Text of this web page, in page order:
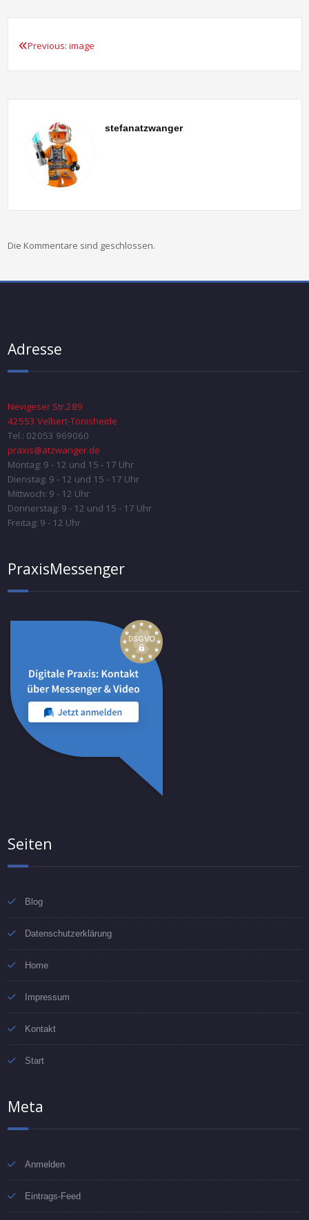
Beitragsnavigation
Previous: image
stefanatzwanger
Die Kommentare sind geschlossen.
Adresse
Nevigeser Str.289
42553 Velbert-Tönisheide
Tel.: 02053 969060
praxis@atzwanger.de
Montag: 9 - 12 und 15 - 17 Uhr
Dienstag: 9 - 12 und 15 - 17 Uhr
Mittwoch: 9 - 12 Uhr
Donnerstag: 9 - 12 und 15 - 17 Uhr
Freitag: 9 - 12 Uhr
PraxisMessenger
Seiten
Blog
Datenschutzerklärung
Home
Impressum
Kontakt
Start
Meta
Anmelden
Eintrags-Feed